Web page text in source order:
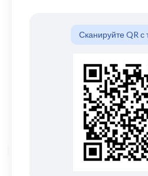
Сканируйте QR
Нажмите, чтобы увеличить